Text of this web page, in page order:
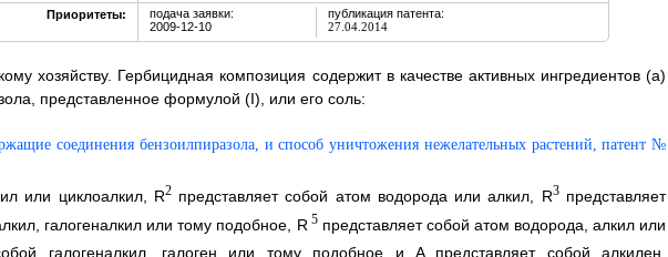
Приоритеты:
подача заявки:
2009-12-10
публикация патента:
27.04.2014
хозяйству. Гербицидная композиция содержит в качестве активных ингредиентов (a)
представленное формулой (I), или его соль:
или циклоалкил, R2представляет собой атом водорода или алкил, R3представляет
галогеналкил или тому подобное, R 5представляет собой атом водорода, алкил или
галогеналкил, галоген или тому подобное и A представляет собой алкилен,